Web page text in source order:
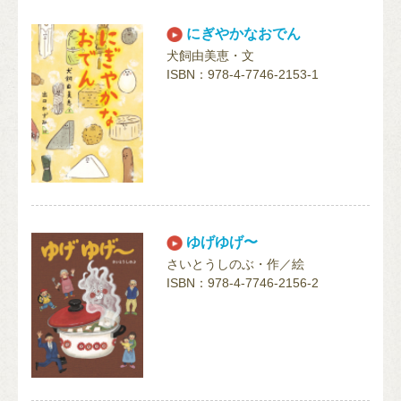
にぎやかなおでん
犬飼由美恵・文
ISBN：978-4-7746-2153-1
ゆげゆげ〜
さいとうしのぶ・作／絵
ISBN：978-4-7746-2156-2